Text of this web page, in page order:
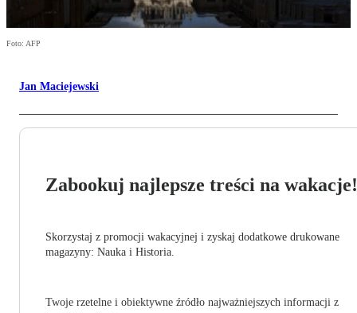
Foto: AFP
Jan Maciejewski
Zabookuj najlepsze treści na wakacje!
Skorzystaj z promocji wakacyjnej i zyskaj dodatkowe drukowane
magazyny: Nauka i Historia.
Twoje rzetelne i obiektywne źródło najważniejszych informacji z